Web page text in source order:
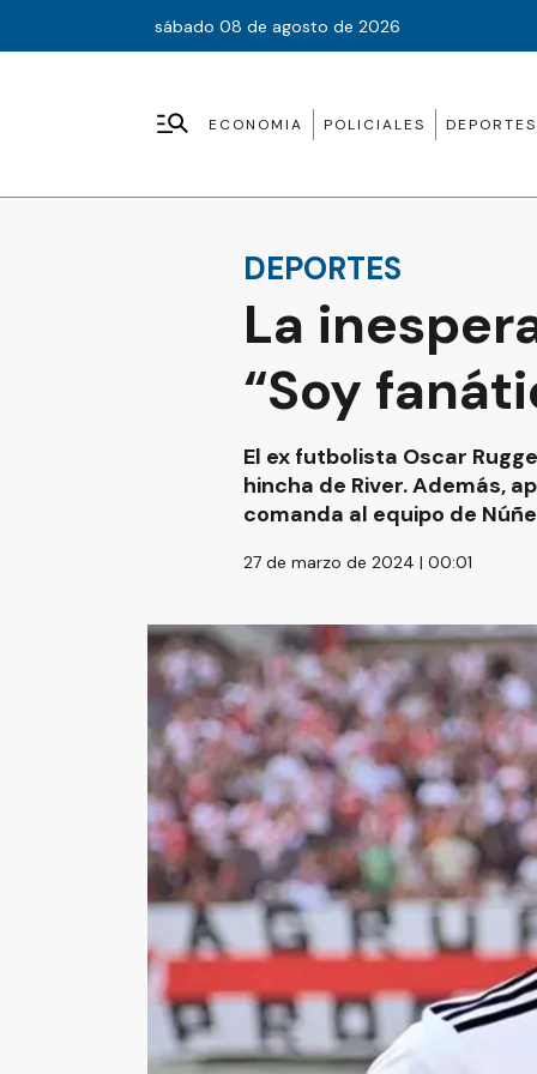
sábado 08 de agosto de 2026
ECONOMIA POLICIALES DEPORTES
DEPORTES
La
“Soy
El ex futbolista Oscar
hincha de River. Además,
comanda al equipo de
27 de marzo de 2024 | 00:01